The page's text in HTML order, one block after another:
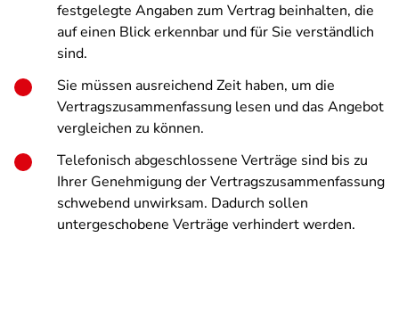
festgelegte Angaben zum Vertrag beinhalten, die
auf einen Blick erkennbar und für Sie verständlich
sind.
Sie müssen ausreichend Zeit haben, um die
Vertragszusammenfassung lesen und das Angebot
vergleichen zu können.
Telefonisch abgeschlossene Verträge sind bis zu
Ihrer Genehmigung der Vertragszusammenfassung
schwebend unwirksam. Dadurch sollen
untergeschobene Verträge verhindert werden.